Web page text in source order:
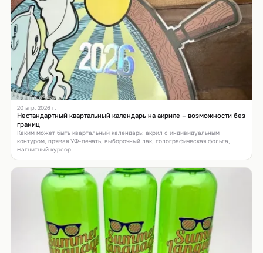
20 апр. 2026 г.
Нестандартный квартальный календарь на акриле – возможности без
границ
Каким может быть квартальный календарь: акрил с индивидуальным
контуром, прямая УФ-печать, выборочный лак, голографическая фольга,
магнитный курсор